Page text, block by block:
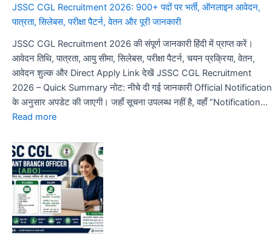
Field
Worker
तिथि
जारी,
Shift
Timing,
Admit
JSSC CGL Recruitment 2026: 900+ पदों पर भर्ती, ऑनलाइन आवेदन,
पात्रता, सिलेबस, परीक्षा पैटर्न, वेतन और पूरी जानकारी
JSSC CGL Recruitment 2026 की संपूर्ण जानकारी हिंदी में प्राप्त करें।
आवेदन तिथि, पात्रता, आयु सीमा, सिलेबस, परीक्षा पैटर्न, चयन प्रक्रिया, वेतन,
आवेदन शुल्क और Direct Apply Link देखें JSSC CGL Recruitment
2026 – Quick Summary नोट: नीचे दी गई जानकारी Official Notification
के अनुसार अपडेट की जाएगी। जहाँ सूचना उपलब्ध नहीं है, वहाँ “Notification…
Read more:
CGL
Recruitment
2026:
900+
पदों
पर
भर्ती,